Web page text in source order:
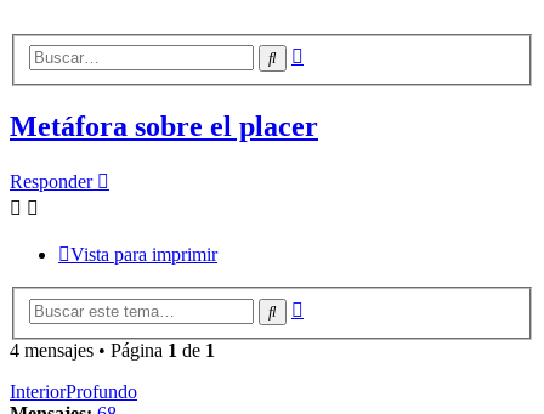
Buscar
Metáfora sobre el placer
Responder
Vista para imprimir
Buscar
4 mensajes • Página 1 de 1
InteriorProfundo